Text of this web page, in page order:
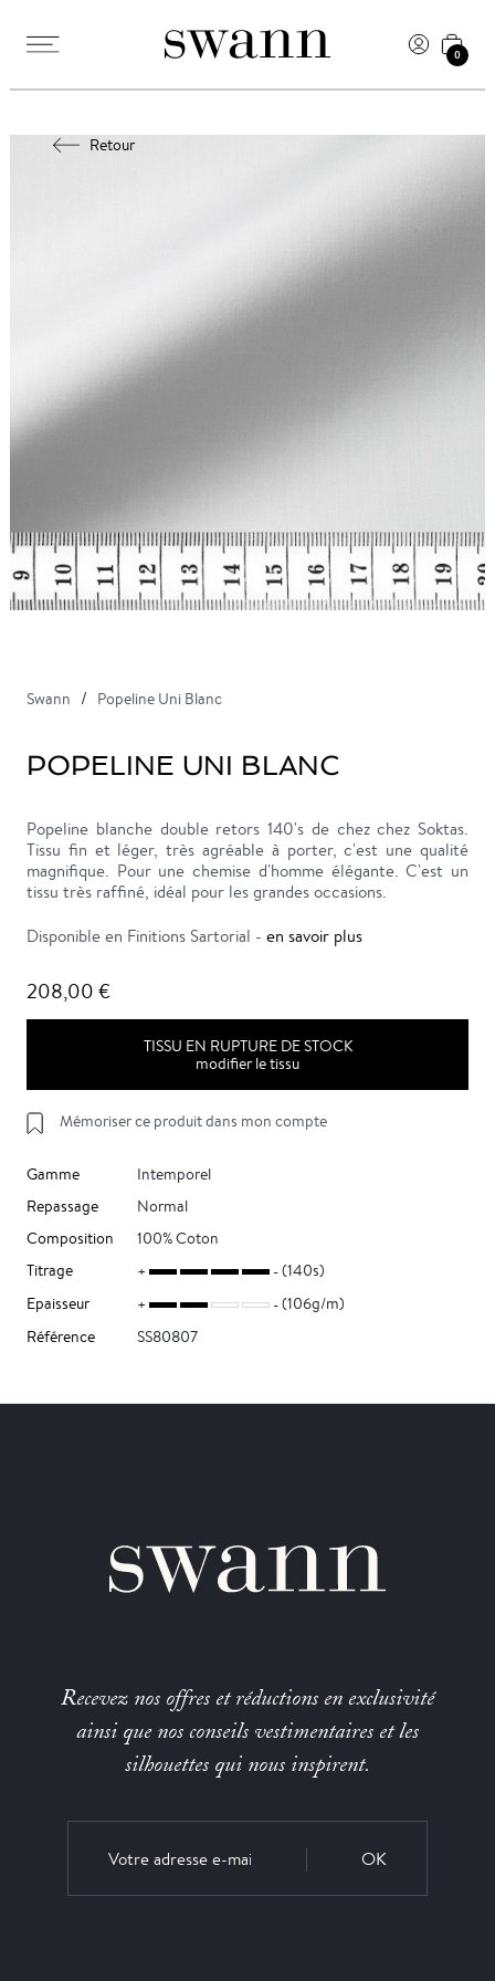
0
Retour
Swann Popeline Uni Blanc
POPELINE UNI BLANC
Popeline blanche double retors 140's de chez chez Soktas.
Tissu fin et léger, très agréable à porter, c'est une qualité
magnifique. Pour une chemise d'homme élégante. C'est un
tissu très raffiné, idéal pour les grandes occasions.
Disponible en Finitions Sartorial - en savoir plus
208,00 €
TISSU EN RUPTURE DE STOCK
modifier le tissu
Mémoriser ce produit dans mon compte
Gamme
Intemporel
Repassage
Normal
Composition
100% Coton
Titrage
(140s)
Epaisseur
(106g/m)
Référence
SS80807
Recevez nos offres et réductions en exclusivité
ainsi que nos conseils vestimentaires et les
silhouettes qui nous inspirent.
OK